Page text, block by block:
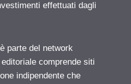
effettuati dagli
parte del network
comprende siti
indipendente che